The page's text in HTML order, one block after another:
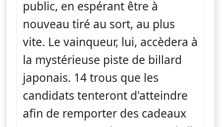
public, en espérant être à
nouveau tiré au sort, au plus
vite. Le vainqueur, lui, accèdera à
la mystérieuse piste de billard
japonais. 14 trous que les
candidats tenteront d'atteindre
afin de remporter des cadeaux